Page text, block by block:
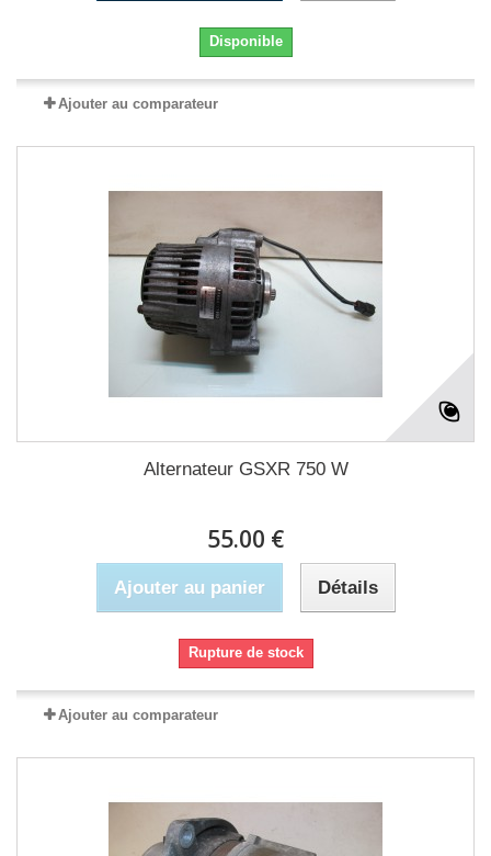
Disponible
Ajouter au comparateur
Alternateur GSXR 750 W
55.00 €
Ajouter au panier Détails
Rupture de stock
Ajouter au comparateur